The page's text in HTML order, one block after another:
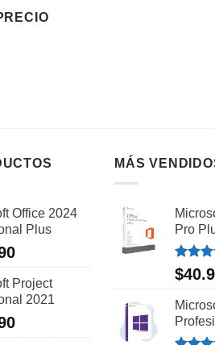
Office 2024
Plus
Project
2021
MÁS
Pro
con
$